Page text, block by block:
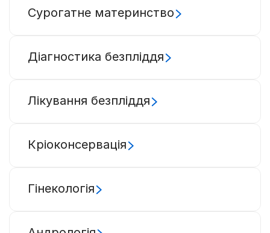
Сурогатне материнство
Діагностика безпліддя
Лікування безпліддя
Кріоконсервація
Гінекологія